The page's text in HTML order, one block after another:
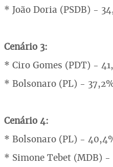
* João Doria (PSDB) -
Cenário 3:
* Ciro Gomes (PDT) -
* Bolsonaro (PL) -
Cenário 4:
* Bolsonaro (PL) -
* Simone Tebet (MDB) -